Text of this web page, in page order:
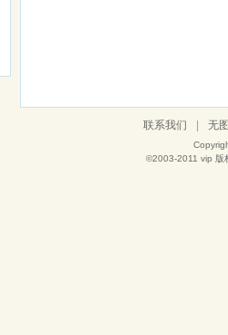
联系我们 无
©2003-2011 vip 版